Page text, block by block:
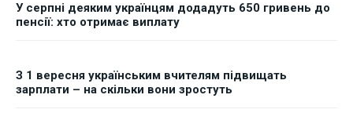
У серпні деяким українцям додадуть 650 гривень до
пенсії: хто отримає виплату
З 1 вересня українським вчителям підвищать
зарплати – на скільки вони зростуть